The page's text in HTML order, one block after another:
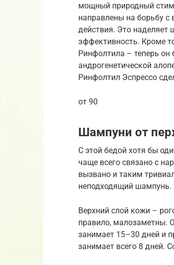
мощный природный
направлены на борьбу
действия. Это наделяет
эффективность. Кроме
Ринфолтила – теперь он
андрогенетической
Ринфолтил Эспрессо
от 90
Шампуни от
С этой бедой хотя бы
чаще всего связано с
вызвано и таким
неподходящий шампунь.
Верхний слой кожи –
правило, малозаметны.
занимает 15–30 дней и
занимает всего 8 дней.